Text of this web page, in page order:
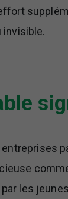
invisible.
les